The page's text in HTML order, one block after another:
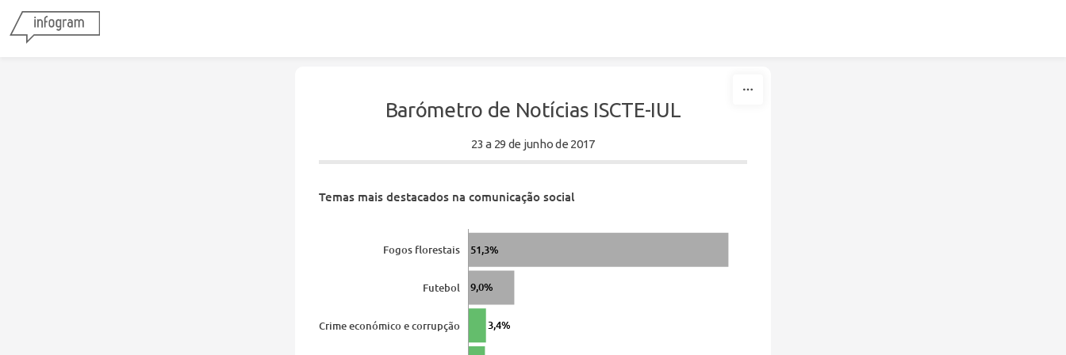
Barómetro de Notícias ISCTE-IUL
23 a 29 de junho de 2017
Temas mais destacados na comunicação social
Fogos florestais
Futebol
Crime económico e corrupção
51,3%
9,0%
3,4%